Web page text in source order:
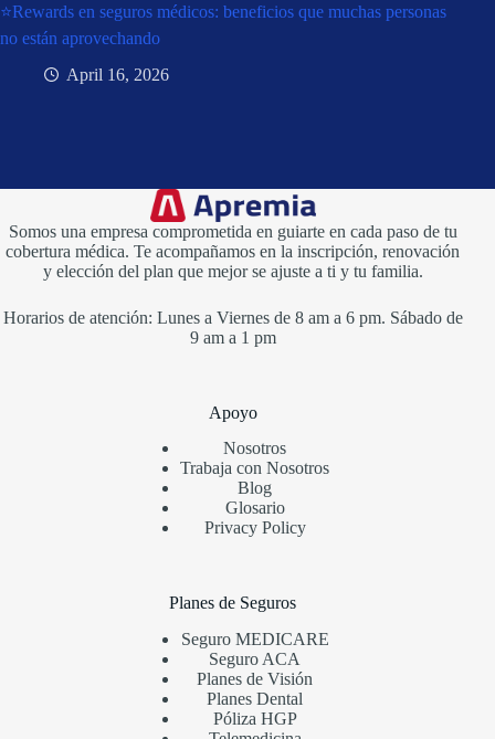
⭐Rewards en seguros médicos: beneficios que muchas personas
no están aprovechando
April 16, 2026
Somos una empresa comprometida en guiarte en cada paso de tu
cobertura médica. Te acompañamos en la inscripción, renovación
y elección del plan que mejor se ajuste a ti y tu familia.
Horarios de atención: Lunes a Viernes de 8 am a 6 pm. Sábado de
9 am a 1 pm
Apoyo
Nosotros
Trabaja con Nosotros
Blog
Glosario
Privacy Policy
Planes de Seguros
Seguro MEDICARE
Seguro ACA
Planes de Visión
Planes Dental
Póliza HGP